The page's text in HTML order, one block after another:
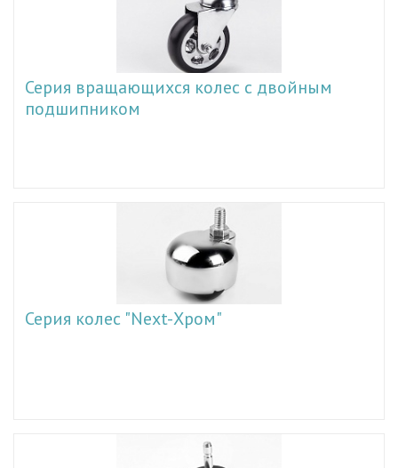
Серия вращающихся колес с двойным
подшипником
Серия колес "Next-Хром"